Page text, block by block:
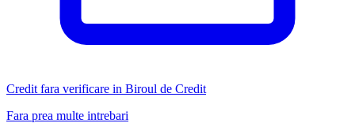
Credit fara verificare in Biroul de Credit
Fara prea multe intrebari